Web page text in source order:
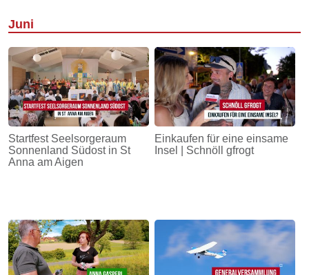
Juni
Startfest Seelsorgeraum
Sonnenland Südost in St
Anna am Aigen
Einkaufen für eine einsame
Insel | Schnöll gfrogt